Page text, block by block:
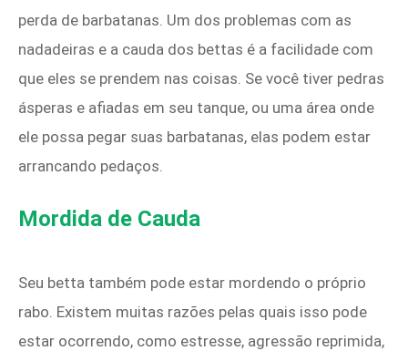
perda de barbatanas. Um dos problemas com as
nadadeiras e a cauda dos bettas é a facilidade com
que eles se prendem nas coisas. Se você tiver pedras
ásperas e afiadas em seu tanque, ou uma área onde
ele possa pegar suas barbatanas, elas podem estar
arrancando pedaços.
Mordida de Cauda
Seu betta também pode estar mordendo o próprio
rabo. Existem muitas razões pelas quais isso pode
estar ocorrendo, como estresse, agressão reprimida,